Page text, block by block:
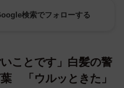
検索でフォローする
ことです」白髪の警
「ウルッときた」